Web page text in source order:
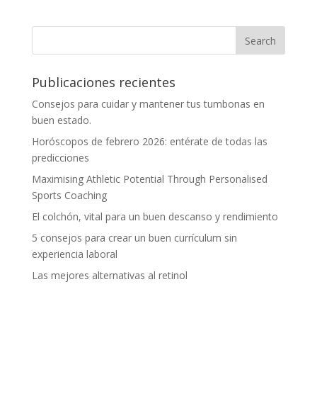
Publicaciones recientes
Consejos para cuidar y mantener tus tumbonas en
buen estado.
Horóscopos de febrero 2026: entérate de todas las
predicciones
Maximising Athletic Potential Through Personalised
Sports Coaching
El colchón, vital para un buen descanso y rendimiento
5 consejos para crear un buen currículum sin
experiencia laboral
Las mejores alternativas al retinol